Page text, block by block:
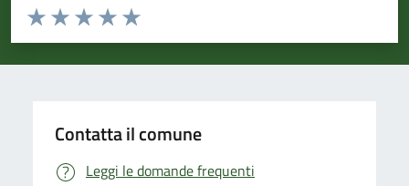
Valuta da 1 a 5 stelle la pagina
Valuta 5 stelle su 5
Valuta 4 stelle su 5
Valuta 3 stelle su 5
Valuta 2 stelle su 5
Valuta 1 stelle su 5
Contatta il comune
Leggi le domande frequenti